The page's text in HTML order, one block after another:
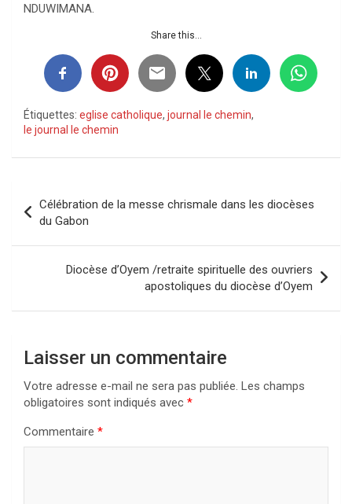
NDUWIMANA.
Share this...
Étiquettes: eglise catholique, journal le chemin,
le journal le chemin
de
l’article
Célébration de la messe chrismale dans les diocèses
du Gabon
Diocèse d’Oyem /retraite spirituelle des ouvriers
apostoliques du diocèse d’Oyem
Laisser un commentaire
Votre adresse e-mail ne sera pas publiée. Les champs
obligatoires sont indiqués avec *
Commentaire *